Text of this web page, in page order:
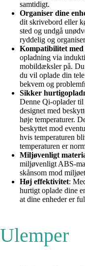
samtidigt.
Organiser dine
dit skrivebord eller
sted og undgå
ryddelig og
Kompatibilitet
opladning via
mobildæksler på.
du vil oplade din
bekvem og
Sikker
Denne Qi-oplader
designet med
høje temperaturer.
beskyttet mod
hvis temperaturen
temperaturen er
Miljøvenligt
miljøvenligt ABS-
skånsom mod
Høj effektivitet:
hurtigt oplade dine
at dine enheder er
Ulemper